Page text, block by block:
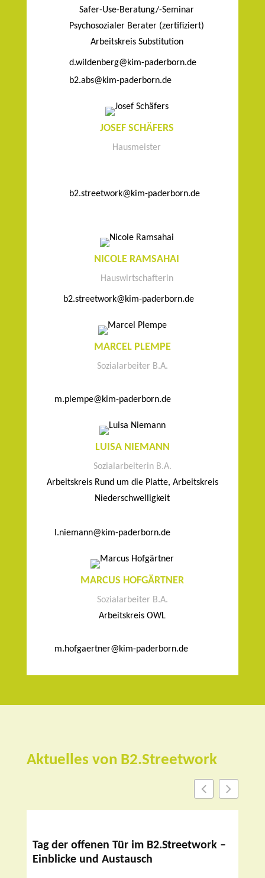
Safer-Use-Beratung/-Seminar
Psychosozialer Berater (zertifiziert)
Arbeitskreis Substitution
d.wildenberg@kim-paderborn.de
b2.abs@kim-paderborn.de
JOSEF SCHÄFERS
Hausmeister
b2.streetwork@kim-paderborn.de
NICOLE RAMSAHAI
Hauswirtschafterin
b2.streetwork@kim-paderborn.de
MARCEL PLEMPE
Sozialarbeiter B.A.
m.plempe@kim-paderborn.de
LUISA NIEMANN
Sozialarbeiterin B.A.
Arbeitskreis Rund um die Platte, Arbeitskreis
Niederschwelligkeit
l.niemann@kim-paderborn.de
MARCUS HOFGÄRTNER
Sozialarbeiter B.A.
Arbeitskreis OWL
m.hofgaertner@kim-paderborn.de
Aktuelles von B2.Streetwork
Tag der offenen Tür im B2.Streetwork –
Einblicke und Austausch